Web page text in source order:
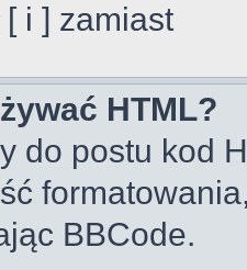
i ] zamiast
HTML?
do postu kod
BBCode.